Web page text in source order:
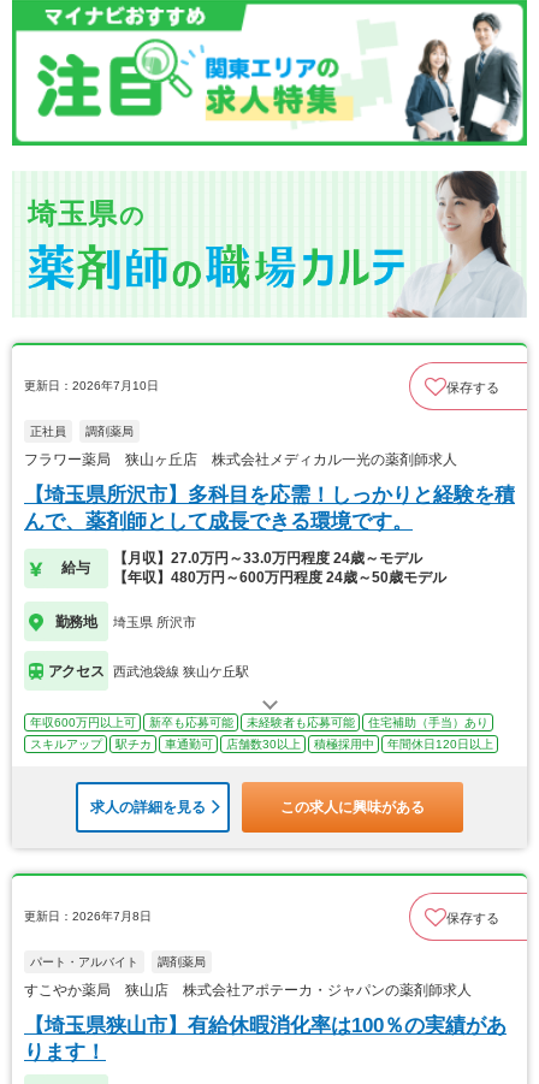
埼玉県の
更新日：2026年7月10日 保存する
正社員 調剤薬局
フラワー薬局 狭山ヶ丘店 株式会社メディカル一光の薬剤師求人
【埼玉県所沢市】多科目を応需！しっかりと経験を積
んで、薬剤師として成長できる環境です。
給与
【月収】27.0万円～33.0万円程度 24歳～モデル
【年収】480万円～600万円程度 24歳～50歳モデル
勤務地 埼玉県 所沢市
アクセス 西武池袋線 狭山ケ丘駅
年収600万円以上可 新卒も応募可能 未経験者も応募可能
住宅補助（手当）あり
スキルアップ
駅チカ 車通勤可 店舗数30以上 積極採用中 年間休日120日以上
求人の詳細を見る この求人に興味がある
更新日：2026年7月8日 保存する
パート・アルバイト 調剤薬局
すこやか薬局 狭山店 株式会社アポテーカ・ジャパンの薬剤師求人
【埼玉県狭山市】有給休暇消化率は100％の実績があ
ります！